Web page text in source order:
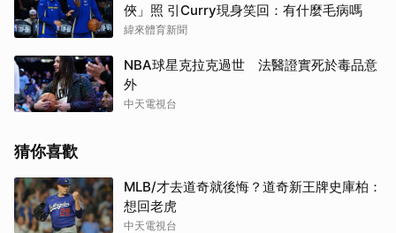
俠」照 引Curry現身笑回：有什麼毛病嗎
緯來體育新聞
NBA球星克拉克過世 法醫證實死於毒品意
外
中天電視台
猜你喜歡
MLB/才去道奇就後悔？道奇新王牌史庫柏：
想回老虎
中天電視台